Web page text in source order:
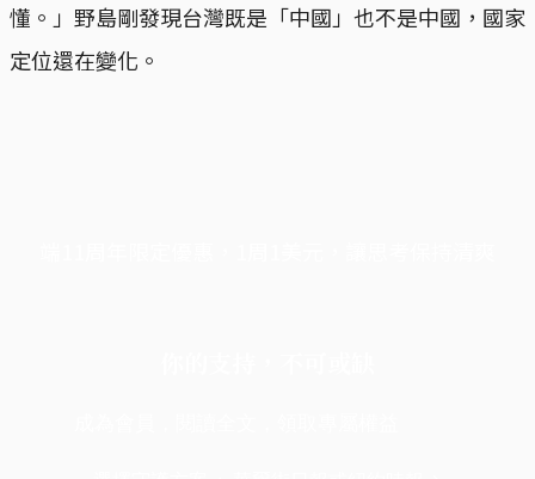
懂。」野島剛發現台灣既是「中國」也不是中國，國家
定位還在變化。